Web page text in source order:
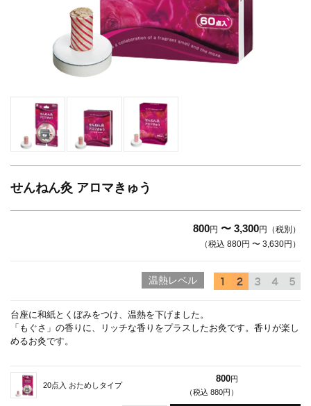
せんねん灸 アロマきゅう
800円 〜 3,300円（税別）
（税込 880円 〜 3,630円）
温熱レベル
台座に和紙とくぼみをつけ、温熱を下げました。
「もぐさ」の香りに、リッチな香りをプラスしたお灸です。香りが楽し
めるお灸です。
20点入 おためしタイプ
800円
（税込 880円）